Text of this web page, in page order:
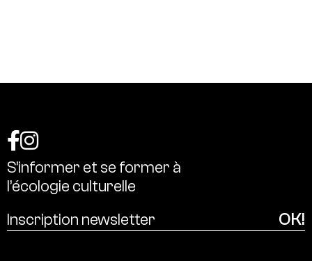
S’informer et se former à
l’écologie culturelle